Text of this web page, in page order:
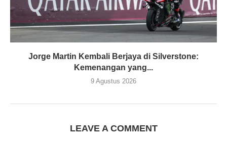
Jorge Martin Kembali Berjaya di Silverstone:
Kemenangan yang...
9 Agustus 2026
LEAVE A COMMENT